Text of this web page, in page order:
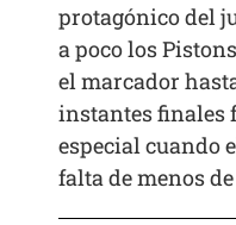
protagónico del
a poco los
el marcador
instantes finales
especial cuando
falta de menos